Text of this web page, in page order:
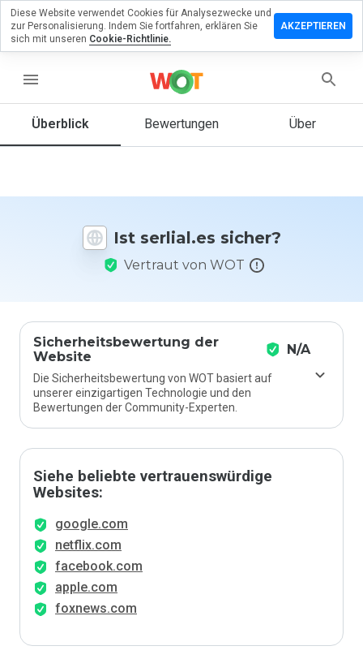
menu
Überblick Bewertungen Über
Ist serlial.es sicher?
Vertraut von WOT
Sicherheitsbewertung der
Website
N/A
Die Sicherheitsbewertung von WOT basiert auf
unserer einzigartigen Technologie und den
Bewertungen der Community-Experten.
Siehe beliebte vertrauenswürdige
Websites:
google.com
netflix.com
facebook.com
apple.com
foxnews.com
eine
Sie diese
Diese Website verwendet Cookies für Analysezwecke und
zur Personalisierung. Indem Sie fortfahren, erklären Sie
sich mit unseren Cookie-Richtlinie.
AKZEPTIEREN